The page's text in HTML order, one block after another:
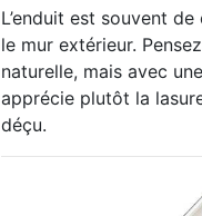
L’enduit est souvent
le mur extérieur.
naturelle, mais avec
apprécie plutôt la
déçu.